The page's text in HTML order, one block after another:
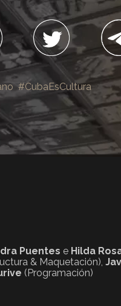
#CubaEsCultura
Puentes e Hilda
& Maquetación),
(Programación)